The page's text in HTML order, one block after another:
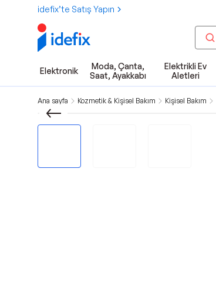
idefix’te Satış Yapın
Elektronik
Moda, Çanta,
Saat, Ayakkabı
Elektrikli Ev
Aletleri
Ana sayfa Kozmetik & Kişisel Bakım Kişisel Bakım